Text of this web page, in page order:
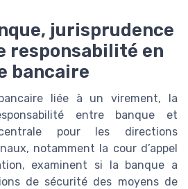
jurisprudence
responsabilité en
bancaire
liée à un virement, la
entre banque et
pour les directions
notamment la cour d’appel
examinent si la banque a
de sécurité des moyens de